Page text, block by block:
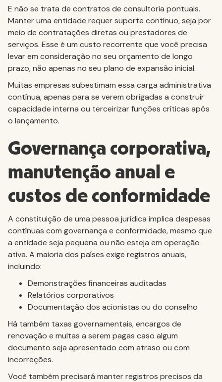
E não se trata de contratos de consultoria pontuais.
Manter uma entidade requer suporte contínuo, seja por
meio de contratações diretas ou prestadores de
serviços. Esse é um custo recorrente que você precisa
levar em consideração no seu orçamento de longo
prazo, não apenas no seu plano de expansão inicial.
Muitas empresas subestimam essa carga administrativa
contínua, apenas para se verem obrigadas a construir
capacidade interna ou terceirizar funções críticas após
o lançamento.
Governança corporativa,
manutenção anual e
custos de conformidade
A constituição de uma pessoa jurídica implica despesas
contínuas com governança e conformidade, mesmo que
a entidade seja pequena ou não esteja em operação
ativa. A maioria dos países exige registros anuais,
incluindo:
Demonstrações financeiras auditadas
Relatórios corporativos
Documentação dos acionistas ou do conselho
Há também taxas governamentais, encargos de
renovação e multas a serem pagas caso algum
documento seja apresentado com atraso ou com
incorreções.
Você também precisará manter registros precisos da